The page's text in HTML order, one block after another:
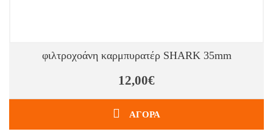
φιλτροχοάνη καρμπυρατέρ SHARK 35mm
12,00€
ΑΓΟΡΑ